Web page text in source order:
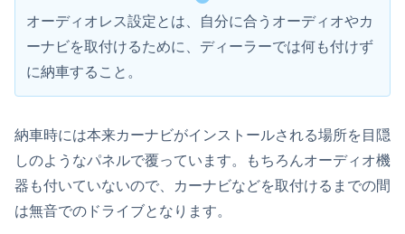
オーディオレス設定とは、自分に合うオーディオやカ
ーナビを取付けるために、ディーラーでは何も付けず
に納車すること。
納車時には本来カーナビがインストールされる場所を目隠
しのようなパネルで覆っています。もちろんオーディオ機
器も付いていないので、カーナビなどを取付けるまでの間
は無音でのドライブとなります。